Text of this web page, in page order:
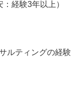
経験3年以上）
ルティングの経験